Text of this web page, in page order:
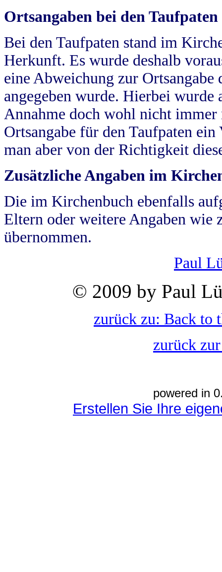
Ortsangaben bei den Taufpaten
Bei den Taufpaten stand im
Herkunft. Es wurde deshalb
eine Abweichung zur
angegeben wurde. Hierbei wurde
Annahme doch wohl nicht
Ortsangabe für den Taufpaten
man aber von der Richtigkeit
Zusätzliche Angaben im
Die im Kirchenbuch ebenfalls
Eltern oder weitere Angaben wie
übernommen.
Paul
© 2009 by Paul
zurück zu: Back to
zurück
powered in
Erstellen Sie Ihre